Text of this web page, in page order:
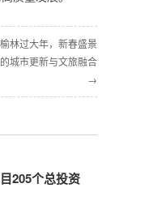
林过大年，新春盛景
城市更新与文旅融合
→
205个总投资